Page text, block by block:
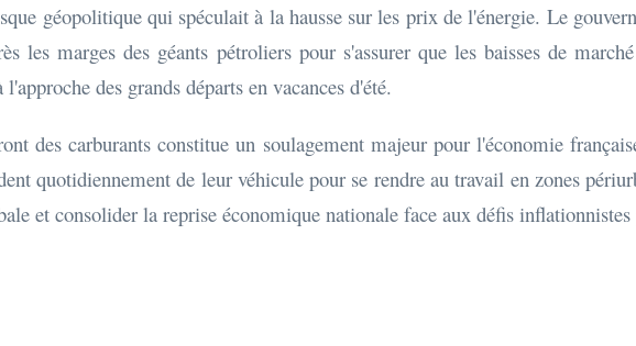
géopolitique qui spéculait à la hausse sur les prix de l'énergie. Le
les marges des géants pétroliers pour s'assurer que les baisses de
des grands départs en vacances d'été.
des carburants constitue un soulagement majeur pour l'économie
quotidiennement de leur véhicule pour se rendre au travail en zones
et consolider la reprise économique nationale face aux défis inflationnistes